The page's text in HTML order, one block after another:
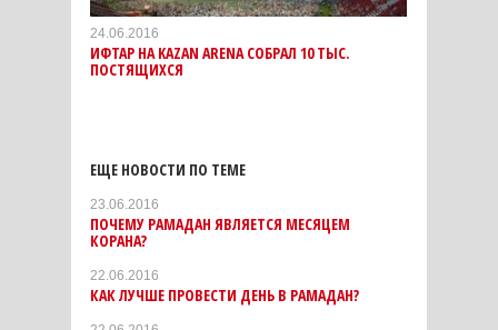
24.06.2016
ИФТАР НА KAZAN ARENA СОБРАЛ 10 ТЫС.
ПОСТЯЩИХСЯ
ЕЩЕ НОВОСТИ ПО ТЕМЕ
23.06.2016
ПОЧЕМУ РАМАДАН ЯВЛЯЕТСЯ МЕСЯЦЕМ
КОРАНА?
22.06.2016
КАК ЛУЧШЕ ПРОВЕСТИ ДЕНЬ В РАМАДАН?